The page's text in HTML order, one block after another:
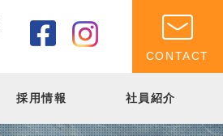
CONTACT
採用情報 社員紹介